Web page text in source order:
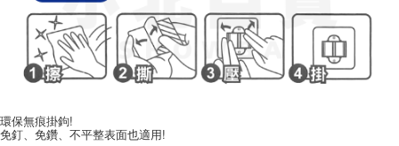
※ 請注意：結帳手續完成當下不需立刻繳費，但若您需要取消訂單，請聯絡
購買商品的店家。未經商家同意取消之訂單仍視為有效，需透過AFTEE先享
後付繳納相關費用。
※ 交易是否成功請以「AFTEE先享後付 」之結帳頁面顯示為準，若有關於
【注意事項】
7-11取貨付款
每筆NT$60，滿NT$599(含以上)免運費
付款後7-11取貨
宅配
環保無痕掛鉤!
免釘、免鑽、不平整表面也適用!